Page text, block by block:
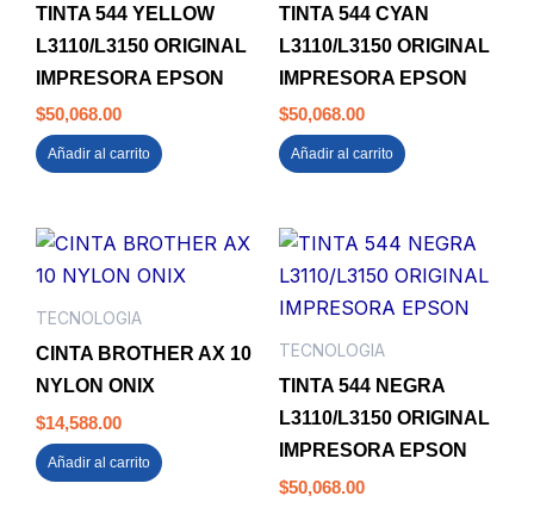
TINTA 544 YELLOW
L3110/L3150 ORIGINAL
IMPRESORA EPSON
$50,068.00
Añadir al carrito
TINTA 544 CYAN
L3110/L3150 ORIGINAL
IMPRESORA EPSON
$50,068.00
Añadir al carrito
TECNOLOGIA
CINTA BROTHER AX 10
NYLON ONIX
$14,588.00
Añadir al carrito
TECNOLOGIA
TINTA 544 NEGRA
L3110/L3150 ORIGINAL
IMPRESORA EPSON
$50,068.00